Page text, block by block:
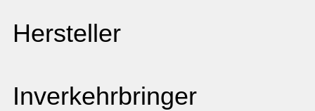
Hersteller
Inverkehrbringer